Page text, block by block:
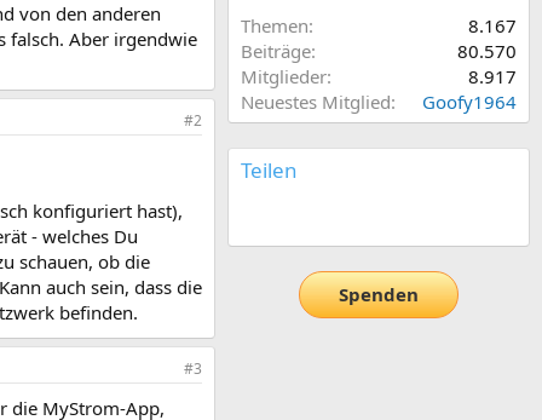
von den anderen
falsch. Aber irgendwie
#2
konfiguriert hast),
- welches Du
schauen, ob die
auch sein, dass die
befinden.
#3
die MyStrom-App,
Themen
8.167
Beiträge
80.570
Mitglieder
8.917
Neuestes Mitglied
Goofy1964
Teilen
Spenden